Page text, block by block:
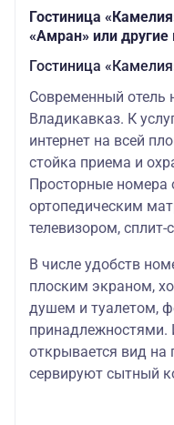
Гостиница
«Амран» или
Гостиница
Современный отель
Владикавказ. К
интернет на всей
стойка приема и
Просторные
ортопедическим
телевизором, сплит-
В числе удобств
плоским экраном,
душем и туалетом,
принадлежностями.
открывается вид на
сервируют сытный